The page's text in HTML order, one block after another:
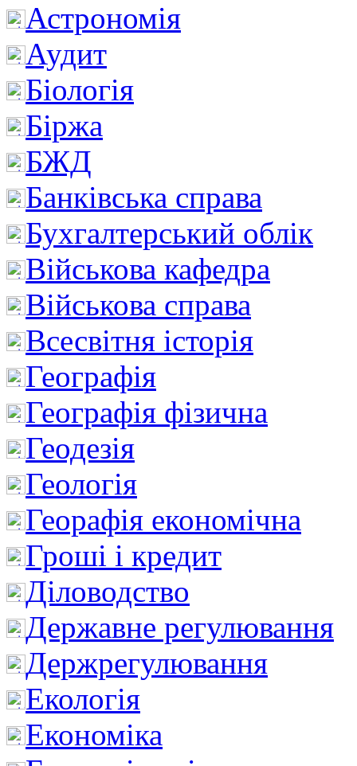
Астрономія
Аудит
Біологія
Біржа
БЖД
Банківська справа
Бухгалтерський облік
Військова кафедра
Військова справа
Всесвітня історія
Географія
Географія фізична
Геодезія
Геологія
Георафія економічна
Гроші і кредит
Діловодство
Державне регулювання
Держрегулювання
Екологія
Економіка